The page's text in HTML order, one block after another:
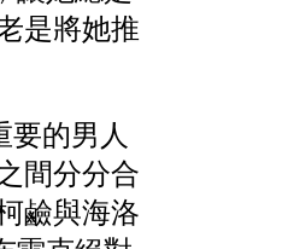
是將她推
要的男人
間分分合
鹼與海洛